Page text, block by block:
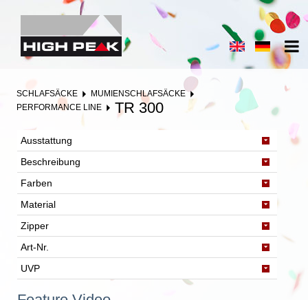
SCHLAFSÄCKE
MUMIENSCHLAFSÄCKE
PERFORMANCE LINE
TR 300
Ausstattung
Beschreibung
Farben
Material
Zipper
Art-Nr.
UVP